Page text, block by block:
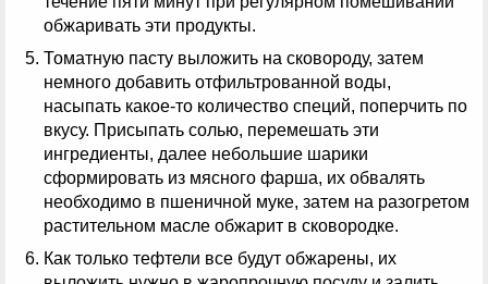
обжаривать эти продукты.
Томатную пасту выложить на сковороду, затем
немного добавить отфильтрованной воды,
насыпать какое-то количество специй, поперчить по
вкусу. Присыпать солью, перемешать эти
ингредиенты, далее небольшие шарики
сформировать из мясного фарша, их обвалять
необходимо в пшеничной муке, затем на разогретом
растительном масле обжарит в сковородке.
Как только тефтели все будут обжарены, их